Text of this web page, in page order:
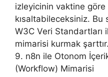
izleyicinin vaktine göre
kısaltabileceksiniz. Bu
W3C Veri Standartları
mimarisi kurmak şarttır.
9. n8n ile Otonom
(Workflow) Mimarisi